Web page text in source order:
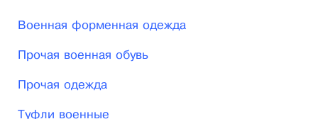
миллионы единиц продукции. Первоначально
выпускалась одежда и экипировка для охоты,
Военная форменная одежда
Прочая военная обувь
Прочая одежда
Туфли военные